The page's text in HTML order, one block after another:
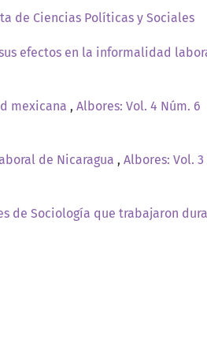
de Ciencias Políticas y Sociales
efectos en la informalidad
mexicana , Albores: Vol. 4 Núm. 6
de Nicaragua , Albores: Vol. 3
de Sociología que trabajaron